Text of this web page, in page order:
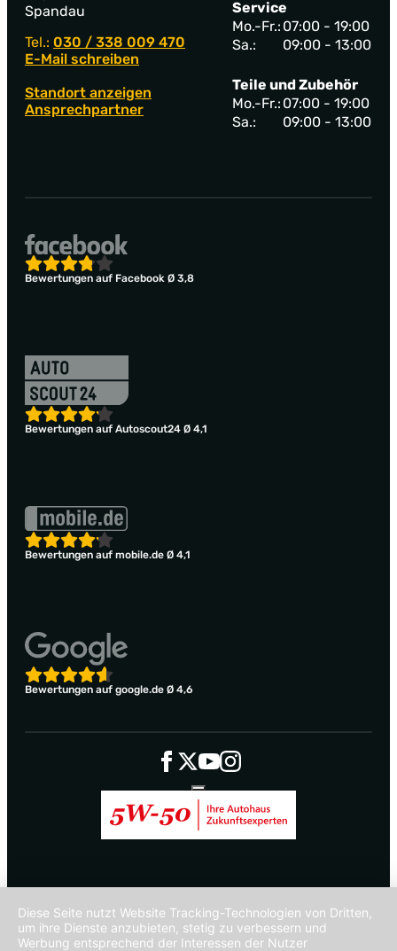
Spandau
Tel.: 030 / 338 009 470
E-Mail schreiben
Standort anzeigen
Ansprechpartner
Service
Mo.-Fr.: 07:00 - 19:00
Sa.:
09:00 - 13:00
Teile und Zubehör
Mo.-Fr.: 07:00 - 19:00
Sa.:
09:00 - 13:00
Bewertungen auf Facebook Ø 3,8
Bewertungen auf Autoscout24 Ø 4,1
Bewertungen auf mobile.de Ø 4,1
Bewertungen auf google.de Ø 4,6
Diese Seite nutzt Website Tracking-Technologien von Dritten,
um ihre Dienste anzubieten, stetig zu verbessern und
Werbung entsprechend der Interessen der Nutzer